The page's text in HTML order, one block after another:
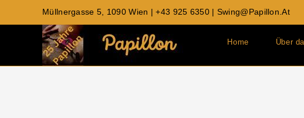
Müllnergasse 5, 1090 Wien | +43 925 6350 | Swing@papillon.at
Home Über